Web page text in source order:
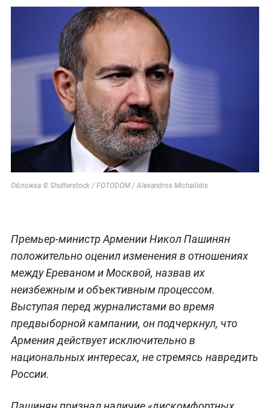
Обложка © Shutterstock / FOTODOM / Alexandros Michailidis
Премьер-министр Армении Никол Пашинян
положительно оценил изменения в отношениях
между Ереваном и Москвой, назвав их
неизбежным и объективным процессом.
Выступая перед журналистами во время
предвыборной кампании, он подчеркнул, что
Армения действует исключительно в
национальных интересах, не стремясь навредить
России.